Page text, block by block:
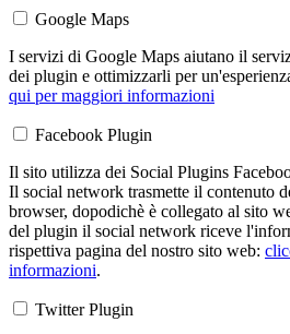
Google Maps
I servizi di Google Maps aiutano il
dei plugin e ottimizzarli per
qui per maggiori informazioni
Facebook Plugin
Il sito utilizza dei Social Plugins
Il social network trasmette il contenuto
browser, dopodichè è collegato al sito
del plugin il social network riceve
rispettiva pagina del nostro sito web:
informazioni.
Twitter Plugin